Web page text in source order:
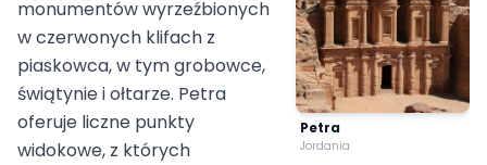
Petra
Jordania
monumentów wyrzeźbionych
w czerwonych klifach z
piaskowca, w tym grobowce,
świątynie i ołtarze. Petra
oferuje liczne punkty
widokowe, z których